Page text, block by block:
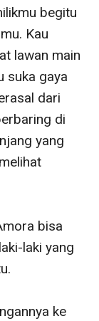
laki Playboy
dua orang itu
jadinya jika
menjadi
juga
imbalan
sama-sama
TEACHER
begitu
Kau
lawan main
suka gaya
dari
di
yang
bisa
laki yang
ke